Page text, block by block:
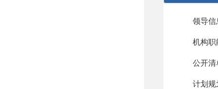
领导信
机构职
公开清
计划规